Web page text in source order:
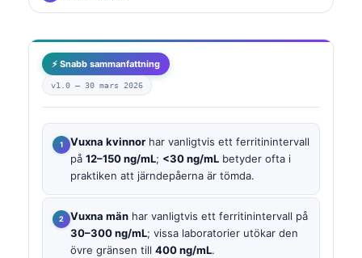
⚡ Snabb sammanfattning
v1.0 — 30 mars 2026
Vuxna kvinnor har vanligtvis ett ferritinintervall
på 12–150 ng/mL; <30 ng/mL betyder ofta i
praktiken att järndepåerna är tömda.
Vuxna män har vanligtvis ett ferritinintervall på
30–300 ng/mL; vissa laboratorier utökar den
övre gränsen till 400 ng/mL.